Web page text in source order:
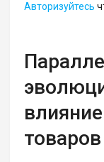
Авторизуйтесь